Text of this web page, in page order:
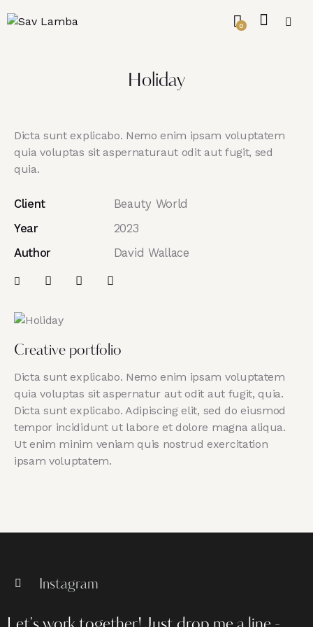
0
Holiday
Creative portfolio
Dicta sunt explicabo. Nemo enim ipsam voluptatem
quia voluptas sit aspernatur aut odit aut fugit, quia.
Dicta sunt explicabo. Adipiscing elit, sed do eiusmod
tempor incididunt ut labore et dolore magna aliqua.
Ut enim minim veniam quis nostrud exercitation
ipsam voluptatem.
Dicta sunt explicabo. Nemo enim ipsam voluptatem
quia voluptas sit aspernaturaut odit aut fugit, sed
quia.
Client
Beauty World
Year
2023
Author
David Wallace
Instagram